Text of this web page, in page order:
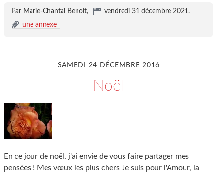
Par Marie-Chantal Benoit, vendredi 31 décembre 2021.
une annexe
SAMEDI 24 DÉCEMBRE 2016
Noël
En ce jour de noël, j'ai envie de vous faire partager mes
pensées ! Mes vœux les plus chers Je suis pour l'Amour, la